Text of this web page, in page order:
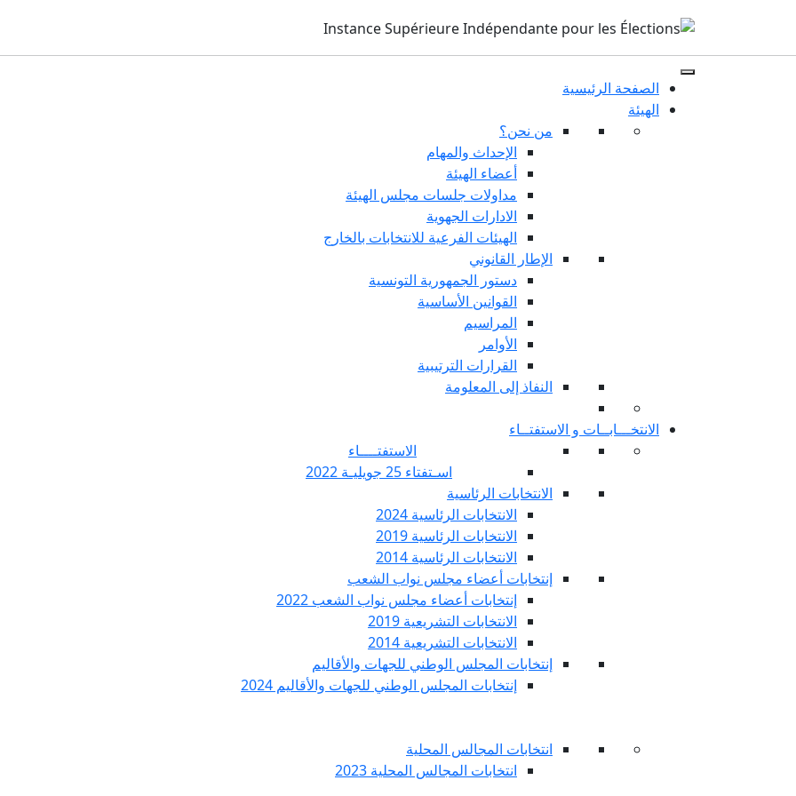
الصفحة الرئيسية
الهيئة
من نحن؟
الإحداث والمهام
أعضاء الهيئة
مداولات جلسات مجلس الهيئة
الادارات الجهوية
الهيئات الفرعية للانتخابات بالخارج
الإطار القانوني
دستور الجمهورية التونسية
القوانين الأساسية
المراسيم
الأوامر
القرارات الترتيبية
النفاذ إلى المعلومة
الانتخـــابــات و الاستفتــاء
الاستفتــــاء
اسـتفتاء 25 جويليـة 2022
الانتخابات الرئاسية
الانتخابات الرئاسية 2024
الانتخابات الرئاسية 2019
الانتخابات الرئاسية 2014
إنتخابات أعضاء مجلس نواب الشعب
إنتخابات أعضاء مجلس نواب الشعب 2022
الانتخابات التشريعية 2019
الانتخابات التشريعية 2014
إنتخابات المجلس الوطني للجهات والأقاليم
إنتخابات المجلس الوطني للجهات والأقاليم 2024
انتخابات المجالس المحلية
انتخابات المجالس المحلية 2023